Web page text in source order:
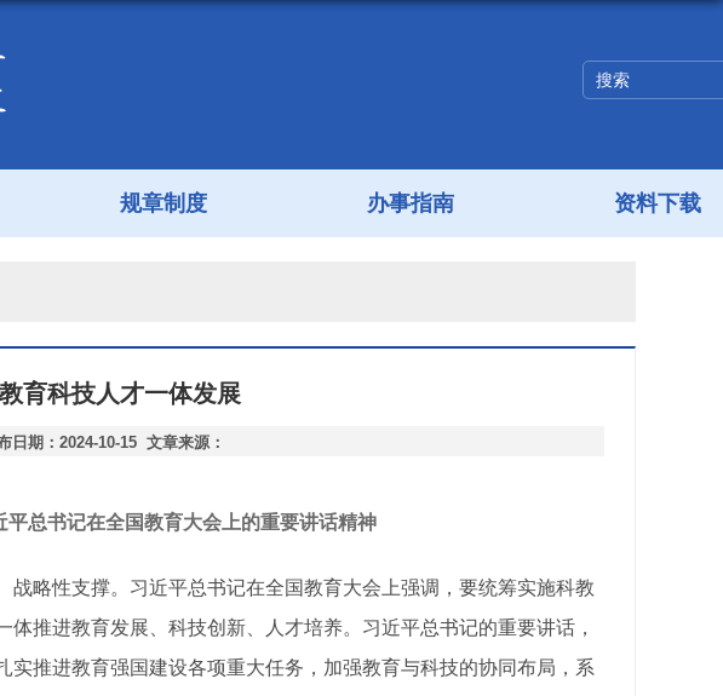
规章制度 办事指南 资料下载
育科技人才一体发展
日期：2024-10-15 文章来源：
总书记在全国教育大会上的重要讲话精神
略性支撑。习近平总书记在全国教育大会上强调，要统筹实施科教
推进教育发展、科技创新、人才培养。习近平总书记的重要讲话，
推进教育强国建设各项重大任务，加强教育与科技的协同布局，系